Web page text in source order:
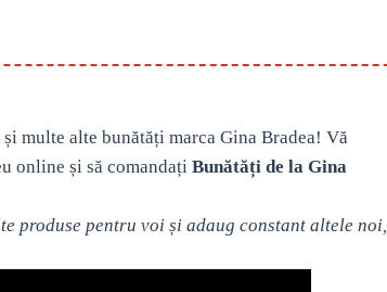
multe alte bunătăți marca Gina Bradea! Vă
online și să comandați Bunătăți de la Gina
produse pentru voi și adaug constant altele noi,